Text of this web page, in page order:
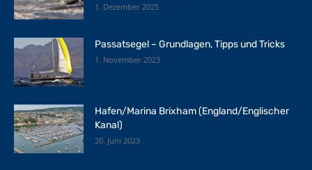
1. Dezember 2025
Passatsegel – Grundlagen, Tipps und Tricks
1. November 2023
Hafen/Marina Brixham (England/Englischer
Kanal)
20. Juni 2023